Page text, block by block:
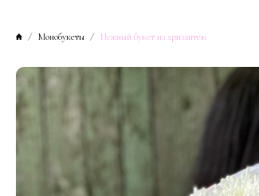
Монобукеты Нежный букет из хризантем